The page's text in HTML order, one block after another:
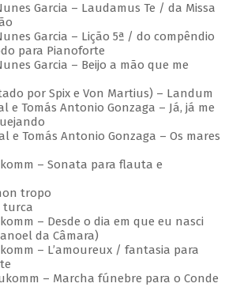
Garcia – Laudamus Te / da Missa
Garcia – Lição 5ª / do compêndio
para Pianoforte
Garcia – Beijo a mão que me
por Spix e Von Martius) – Landum
e Tomás Antonio Gonzaga – Já, já me
e Tomás Antonio Gonzaga – Os mares
– Sonata para flauta e
tropo
– Desde o dia em que eu nasci
da Câmara)
– L’amoureux / fantasia para
– Marcha fúnebre para o Conde